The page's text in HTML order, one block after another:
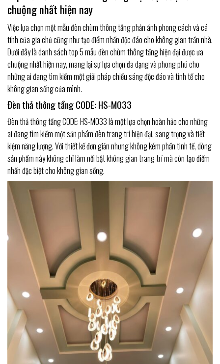
chuộng nhất hiện nay
Việc lựa chọn một mẫu đèn chùm thông tầng phản ánh phong cách và cá
tính của gia chủ cũng như tạo điểm nhấn độc đáo cho không gian trần nhà.
Dưới đây là danh sách top 5 mẫu đèn chùm thông tầng hiện đại được ưa
chuộng nhất hiện nay, mang lại sự lựa chọn đa dạng và phong phú cho
những ai đang tìm kiếm một giải pháp chiếu sáng độc đáo và tinh tế cho
không gian sống của mình.
Đèn thả thông tầng CODE: HS-M033
Đèn thả thông tầng CODE: HS-M033 là một lựa chọn hoàn hảo cho những
ai đang tìm kiếm một sản phẩm đèn trang trí hiện đại, sang trọng và tiết
kiệm năng lượng. Với thiết kế đơn giản nhưng không kém phần tinh tế, dòng
sản phẩm này không chỉ làm nổi bật không gian trang trí mà còn tạo điểm
nhấn đặc biệt cho không gian sống.